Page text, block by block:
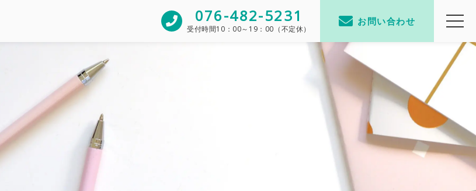
076-482-5231
受付時間10：00～19：00（不定休）
お問い合わせ